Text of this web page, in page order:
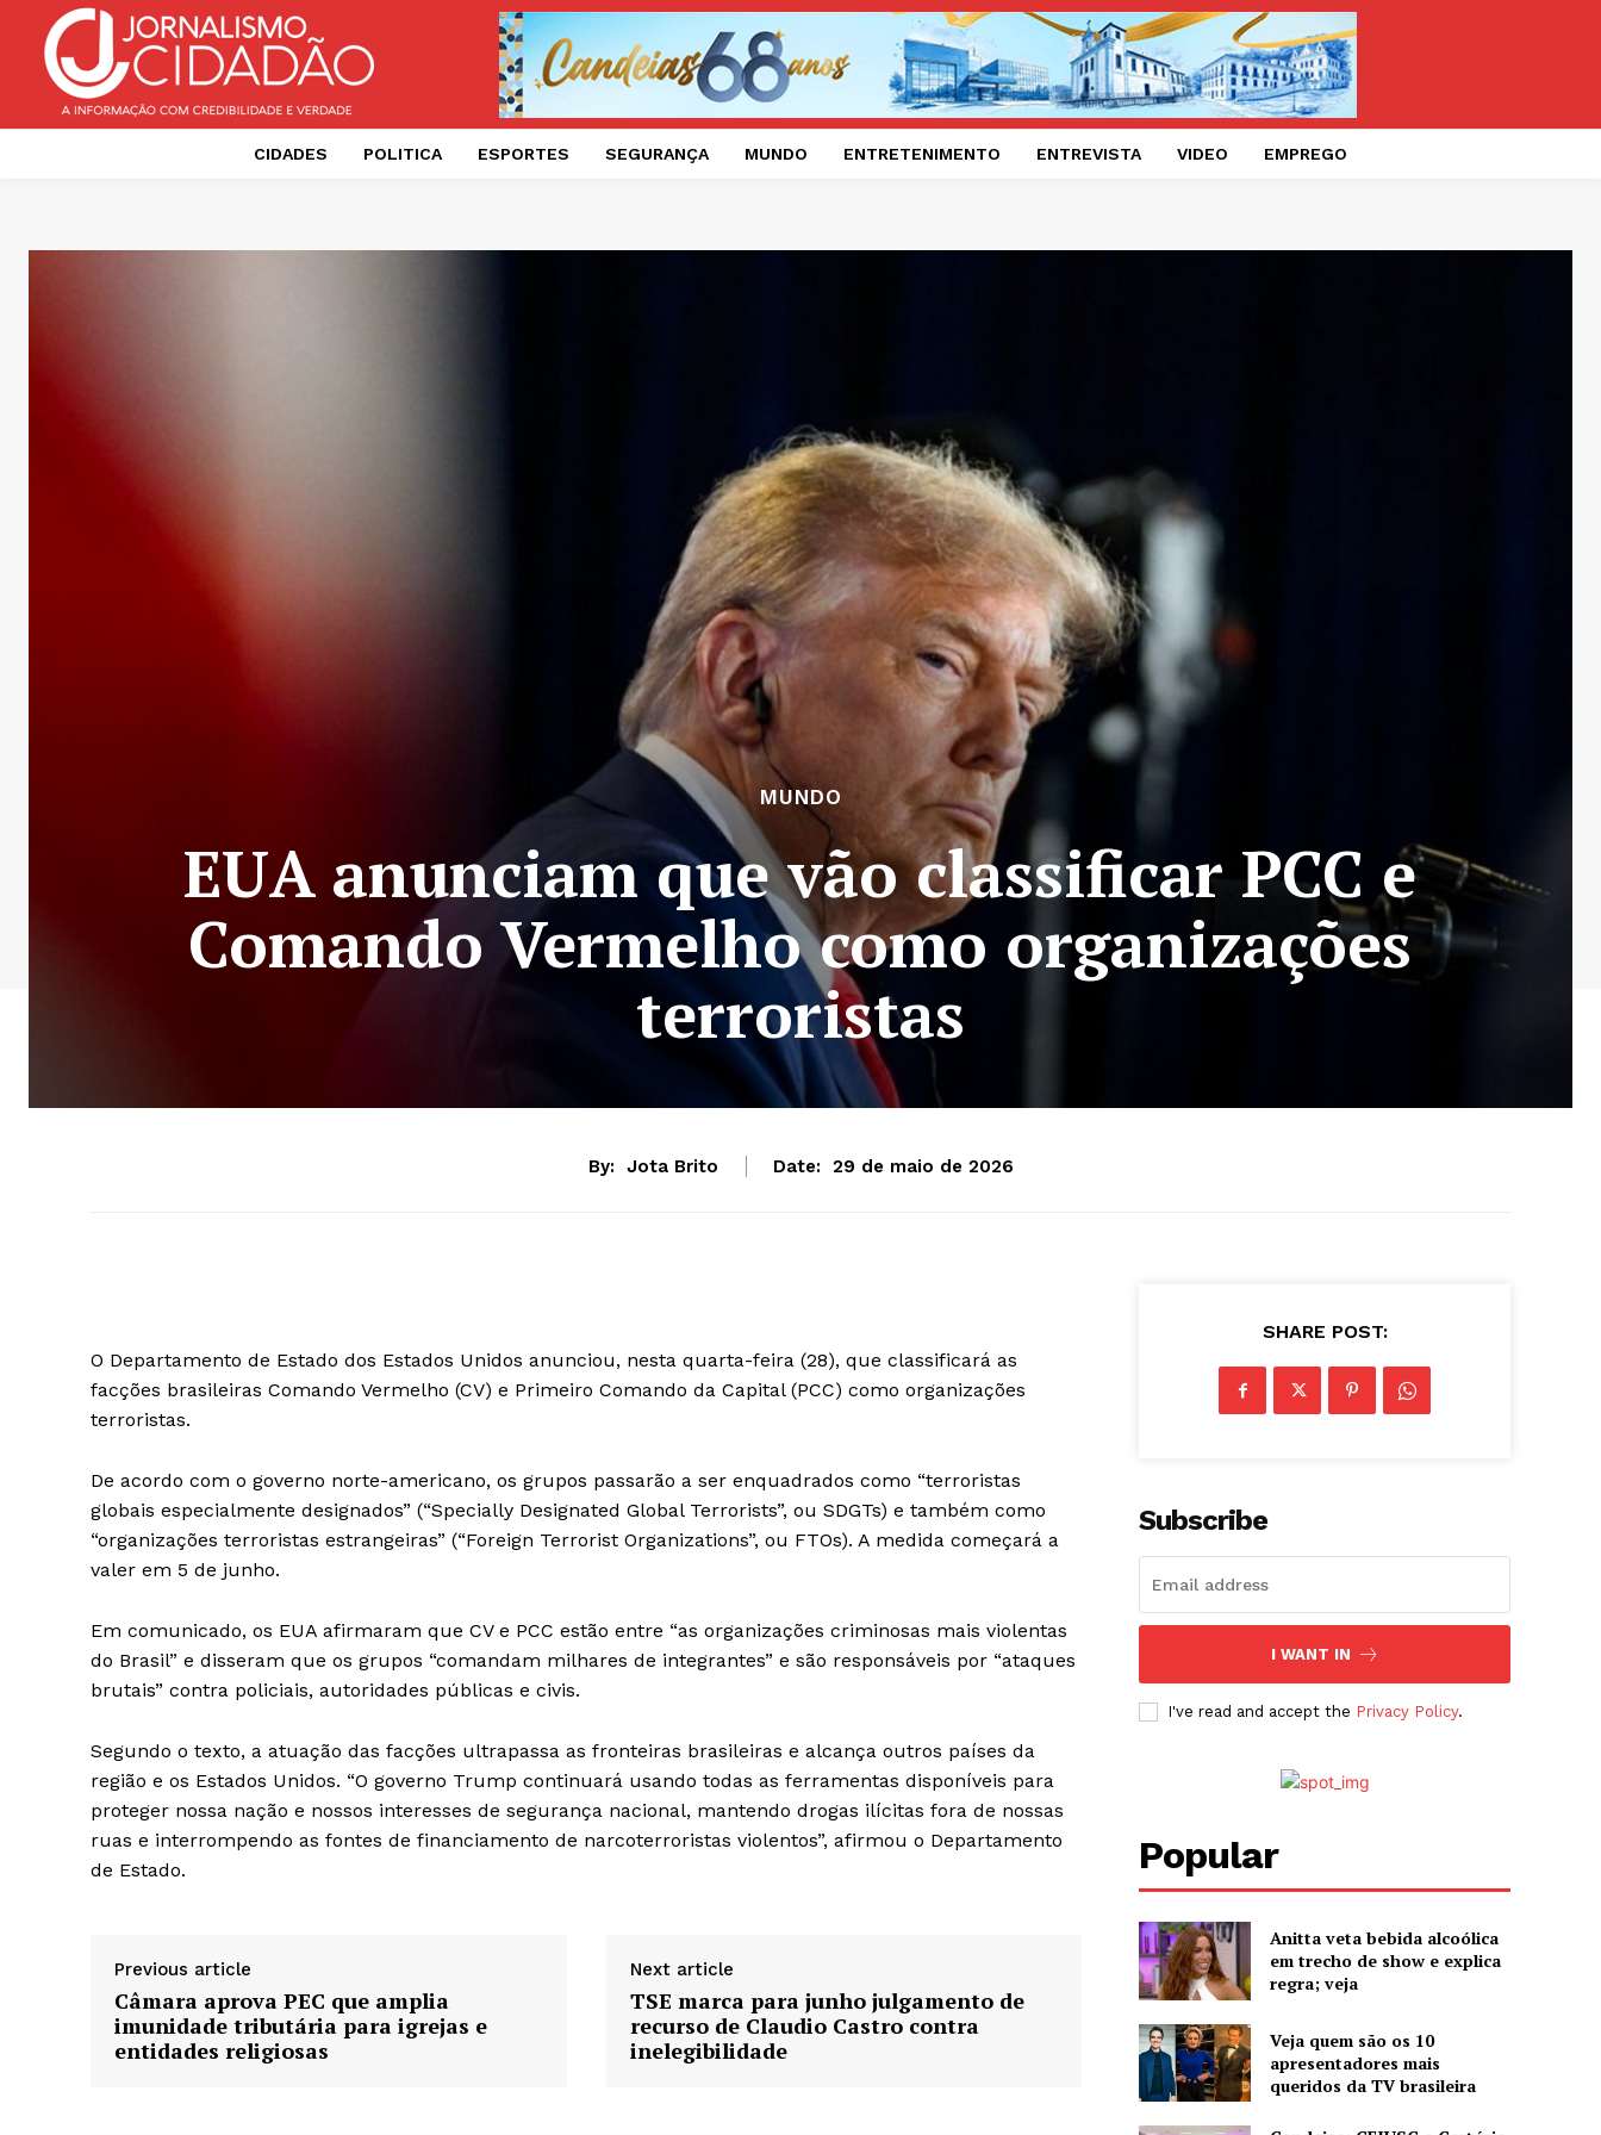
CIDADES POLITICA ESPORTES SEGURANÇA MUNDO ENTRETENIMENTO ENTREVISTA VIDEO EMPREGO
MUNDO
EUA anunciam que vão classificar PCC e
Comando Vermelho como organizações
terroristas
By: Jota Brito Date: 29 de maio de 2026
O Departamento de Estado dos Estados Unidos anunciou, nesta quarta-feira (28), que classificará as
facções brasileiras Comando Vermelho (CV) e Primeiro Comando da Capital (PCC) como organizações
terroristas.
De acordo com o governo norte-americano, os grupos passarão a ser enquadrados como “terroristas
globais especialmente designados” (“Specially Designated Global Terrorists”, ou SDGTs) e também como
“organizações terroristas estrangeiras” (“Foreign Terrorist Organizations”, ou FTOs). A medida começará a
valer em 5 de junho.
Em comunicado, os EUA afirmaram que CV e PCC estão entre “as organizações criminosas mais violentas
do Brasil” e disseram que os grupos “comandam milhares de integrantes” e são responsáveis por “ataques
brutais” contra policiais, autoridades públicas e civis.
Segundo o texto, a atuação das facções ultrapassa as fronteiras brasileiras e alcança outros países da
região e os Estados Unidos. “O governo Trump continuará usando todas as ferramentas disponíveis para
proteger nossa nação e nossos interesses de segurança nacional, mantendo drogas ilícitas fora de nossas
ruas e interrompendo as fontes de financiamento de narcoterroristas violentos”, afirmou o Departamento
de Estado.
Previous article
Câmara aprova PEC que amplia
imunidade tributária para igrejas e
entidades religiosas
Next article
TSE marca para junho julgamento de
recurso de Claudio Castro contra
inelegibilidade
SHARE POST:
Subscribe
I WANT IN
I've read and accept the Privacy Policy.
Popular
Anitta veta bebida alcoólica
em trecho de show e explica
regra; veja
Veja quem são os 10
apresentadores mais
queridos da TV brasileira